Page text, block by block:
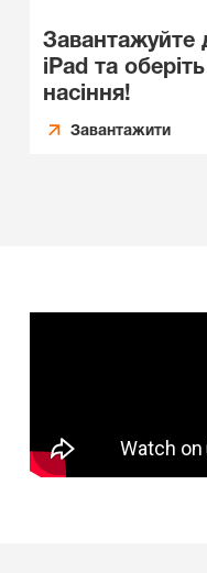
Завантажуйте
iPad та
насіння!
Завантажити